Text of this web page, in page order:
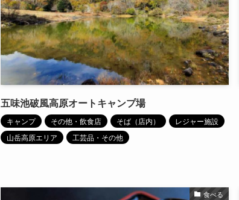
五味池破風高原オートキャンプ場
キャンプ その他・飲食店 そば（店内）
レジャー施設
山岳高原エリア
工芸品・その他
食べる